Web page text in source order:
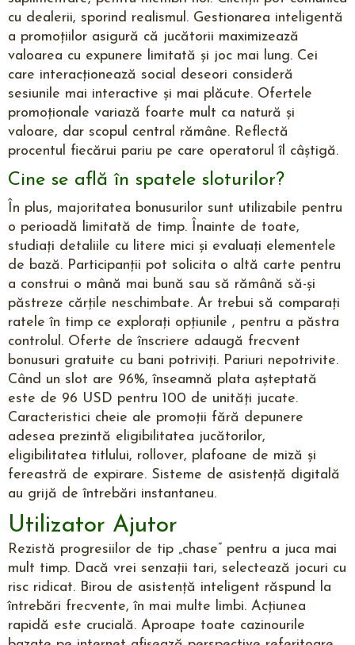
cu dealerii, sporind realismul. Gestionarea inteligentă
a promoțiilor asigură că jucătorii maximizează
valoarea cu expunere limitată și joc mai lung. Cei
care interacționează social deseori consideră
sesiunile mai interactive și mai plăcute. Ofertele
promoționale variază foarte mult ca natură și
valoare, dar scopul central rămâne. Reflectă
procentul fiecărui pariu pe care operatorul îl câștigă.
Cine se află în spatele sloturilor?
În plus, majoritatea bonusurilor sunt utilizabile pentru
o perioadă limitată de timp. Înainte de toate,
studiați detaliile cu litere mici și evaluați elementele
de bază. Participanții pot solicita o altă carte pentru
a construi o mână mai bună sau să rămână să-și
păstreze cărțile neschimbate. Ar trebui să comparați
ratele în timp ce explorați opțiunile , pentru a păstra
controlul. Oferte de înscriere adaugă frecvent
bonusuri gratuite cu bani potriviți. Pariuri nepotrivite.
Când un slot are 96%, înseamnă plata așteptată
este de 96 USD pentru 100 de unități jucate.
Caracteristici cheie ale promoții fără depunere
adesea prezintă eligibilitatea jucătorilor,
eligibilitatea titlului, rollover, plafoane de miză și
fereastră de expirare. Sisteme de asistență digitală
au grijă de întrebări instantaneu.
Utilizator Ajutor
Rezistă progresiilor de tip „chase” pentru a juca mai
mult timp. Dacă vrei senzații tari, selectează jocuri cu
risc ridicat. Birou de asistență inteligent răspund la
întrebări frecvente, în mai multe limbi. Acțiunea
rapidă este crucială. Aproape toate cazinourile